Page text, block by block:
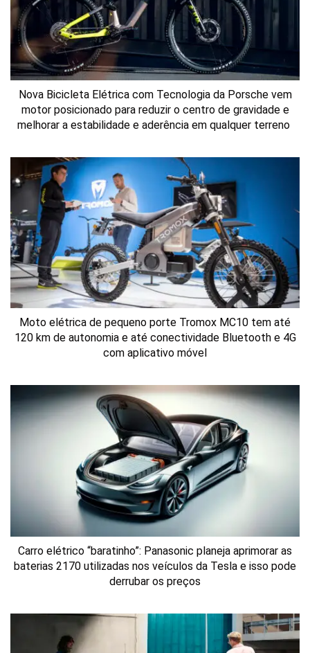
Nova Bicicleta Elétrica com Tecnologia da Porsche vem
motor posicionado para reduzir o centro de gravidade e
melhorar a estabilidade e aderência em qualquer terreno
Moto elétrica de pequeno porte Tromox MC10 tem até
120 km de autonomia e até conectividade Bluetooth e 4G
com aplicativo móvel
Carro elétrico “baratinho”: Panasonic planeja aprimorar as
baterias 2170 utilizadas nos veículos da Tesla e isso pode
derrubar os preços